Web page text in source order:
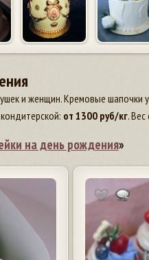
и женщин. Кремовые шапочки
от 1300руб/кг. Вес
на день рождения»